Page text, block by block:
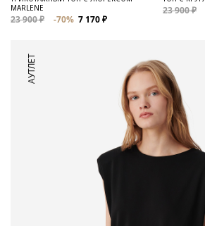
MARLENE
23 900 ₽ -70% 7 170 ₽
23 900 ₽
АУТЛЕТ